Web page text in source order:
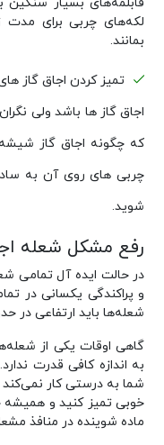
لکه‌های چربی برای مدت
بمانند.
تمیز کردن اجاق گاز
اجاق گاز ها باشد ولی
که چگونه اجاق گاز
چربی های روی آن به
شوید.
رفع مشکل شعله
در حالت ایده آل تمامی
و پراکندگی یکسانی در
شعله‌ها باید ارتفاعی در حدود ۲۰ میلی متر داشته
گاهی اوقات یکی از
به اندازه کافی قدرت
شما به درستی کار نمی‌کند
خوبی تمیز کنید و همیشه
ماده شوینده در منافذ